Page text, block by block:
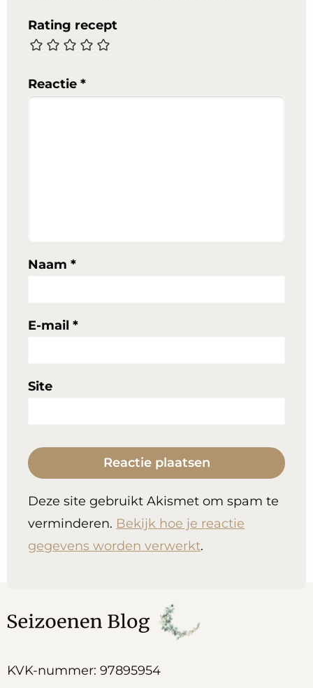
Rating recept
Reactie *
Naam *
E-mail *
Site
Deze site gebruikt Akismet om spam te
verminderen. Bekijk hoe je reactie
gegevens worden verwerkt.
KVK-nummer: 97895954